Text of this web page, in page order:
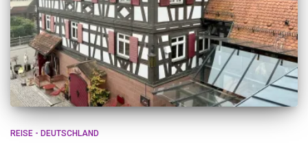
REISE - DEUTSCHLAND